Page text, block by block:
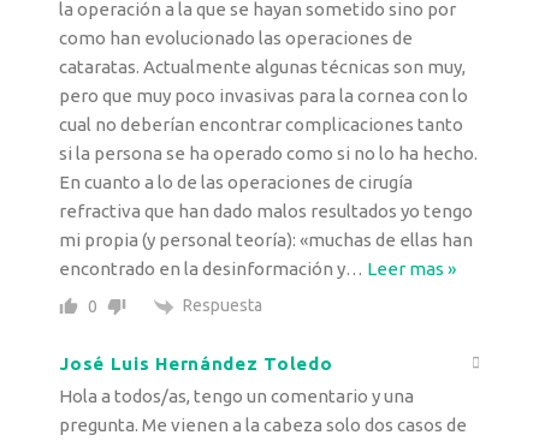
la operación a la que se hayan sometido sino por
como han evolucionado las operaciones de
cataratas. Actualmente algunas técnicas son muy,
pero que muy poco invasivas para la cornea con lo
cual no deberían encontrar complicaciones tanto
si la persona se ha operado como si no lo ha hecho.
En cuanto a lo de las operaciones de cirugía
refractiva que han dado malos resultados yo tengo
mi propia (y personal teoría): «muchas de ellas han
encontrado en la desinformación y… Leer mas »
0 Respuesta
José Luis Hernández Toledo
Hola a todos/as, tengo un comentario y una
pregunta. Me vienen a la cabeza solo dos casos de